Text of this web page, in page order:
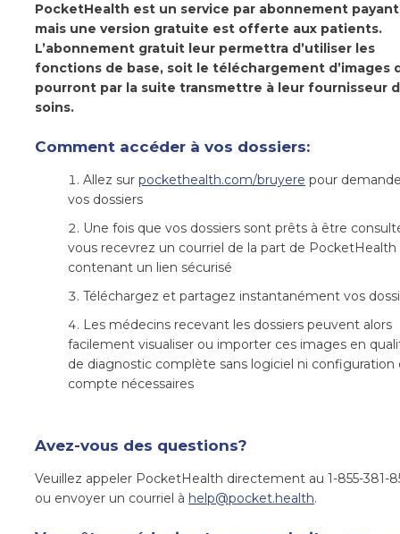
PocketHealth est un service par abonnement
mais une version gratuite est offerte aux patients.
L’abonnement gratuit leur permettra d’utiliser les
fonctions de base, soit le téléchargement d’images
pourront par la suite transmettre à leur fournisseur
soins.
Comment accéder à vos dossiers:
Allez sur pockethealth.com/bruyere pour
vos dossiers
Une fois que vos dossiers sont prêts à être
vous recevrez un courriel de la part de PocketHealth
contenant un lien sécurisé
Téléchargez et partagez instantanément vos
Les médecins recevant les dossiers peuvent alors
facilement visualiser ou importer ces images en
de diagnostic complète sans logiciel ni configuration
compte nécessaires
Avez-vous des questions?
Veuillez appeler PocketHealth directement au 1-855-381-
ou envoyer un courriel à help@pocket.health.